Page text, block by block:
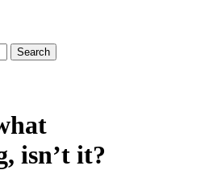
Search
isn’t it?